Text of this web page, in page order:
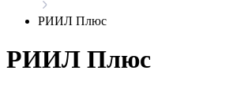
РИИЛ Плюс
РИИЛ Плюс